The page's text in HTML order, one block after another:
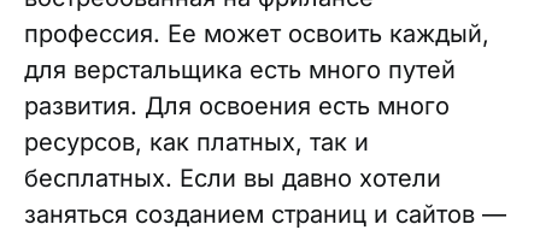
профессия. Ее может освоить каждый,
для верстальщика есть много путей
развития. Для освоения есть много
ресурсов, как платных, так и
бесплатных. Если вы давно хотели
заняться созданием страниц и сайтов —